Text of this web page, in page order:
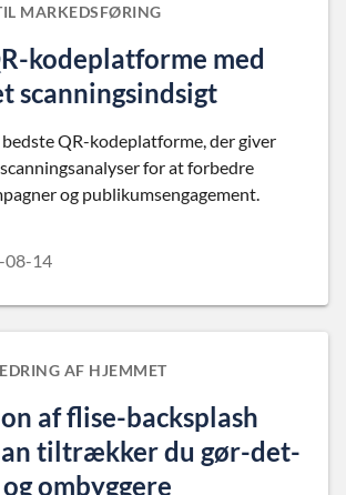
MARKEDSFØRING
kodeplatforme med
scanningsindsigt
bedste QR-kodeplatforme, der giver
for at forbedre
og publikumsengagement.
08-14
AF HJEMMET
af flise-backsplash
tiltrækker du gør-det-
ombyggere